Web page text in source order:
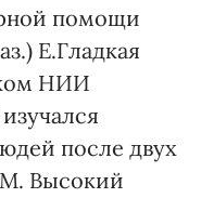
помощи
Е.Гладкая
НИИ
после двух
Высокий